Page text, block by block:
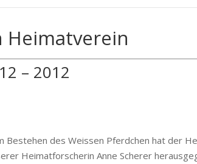
– 2012
Bestehen des Weissen Pferdchen hat der
Heimatforscherin Anne Scherer